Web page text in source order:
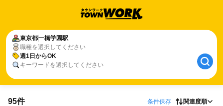
東京都一橋学園駅
職種を選択してください
週1日からOK
キーワードを選択してください
95件 条件保存 関連度順